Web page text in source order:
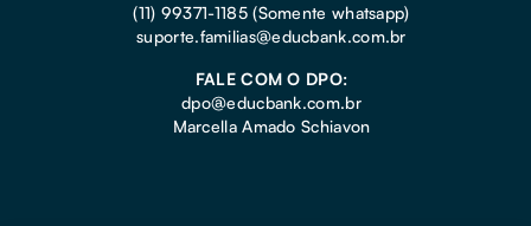
(11) 99371-1185(Somente whatsapp)
suporte.familias@educbank.com.br
FALE COM O DPO:
dpo@educbank.com.br
Marcella Amado Schiavon